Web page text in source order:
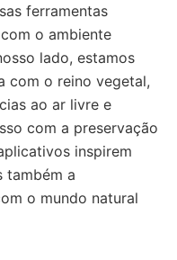
ferramentas
o ambiente
lado, estamos
com o reino vegetal,
ao ar livre e
com a preservação
inspirem
também a
o mundo natural